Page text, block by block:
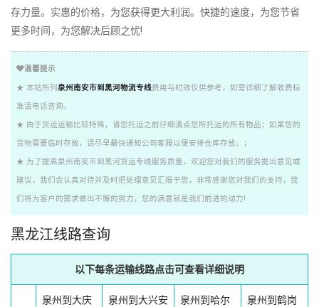
存力量。实惠的价格，为您获得更大利润。快捷的速度，为您节省
更多时间，为您解决后顾之忧!
温馨提示
★ 本站所列 泉州南安市到黑河物流专线费用与时效仅供参考，如需详细了解收费标
准请电话咨询。
★ 由于货运运输比较特殊，请您托运之前仔细清点您所托运的所有物品；如果您的
货物需要临时存放，请尽早最快通知公司客服以便安排仓库存放。；
★ 为了提高泉州南安市到黑河货运专线服务质量，欢迎您对我们的服务提出意见或
建议，我们会认真对待并及时把处理意见汇报于您，非常感谢您对我们的支持，我
们将为客户的需求做出不懈的努力，您的满意就是我们前进的动力!
黑龙江线路查询
以下每条运输线路点击可查看详细说明
泉州到大庆
泉州到大兴安
泉州到哈尔
泉州到鹤岗